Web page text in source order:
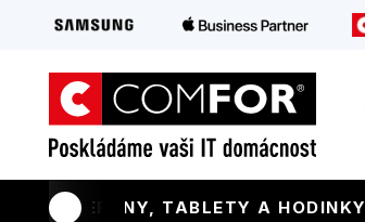
TELEFONY, TABLETY A HODINKY